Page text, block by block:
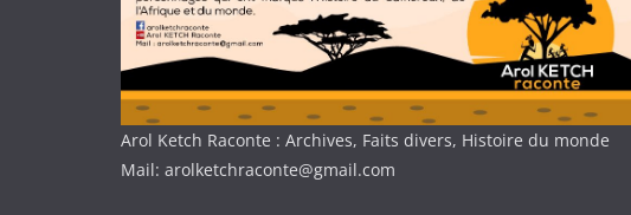
Arol Ketch Raconte : Archives, Faits divers, Histoire du monde
Mail: arolketchraconte@gmail.com